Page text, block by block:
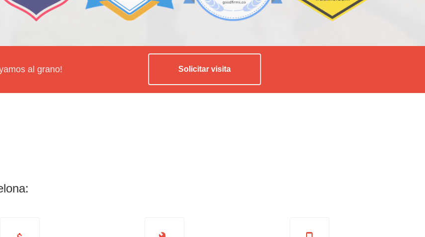
al grano! Solicitar visita